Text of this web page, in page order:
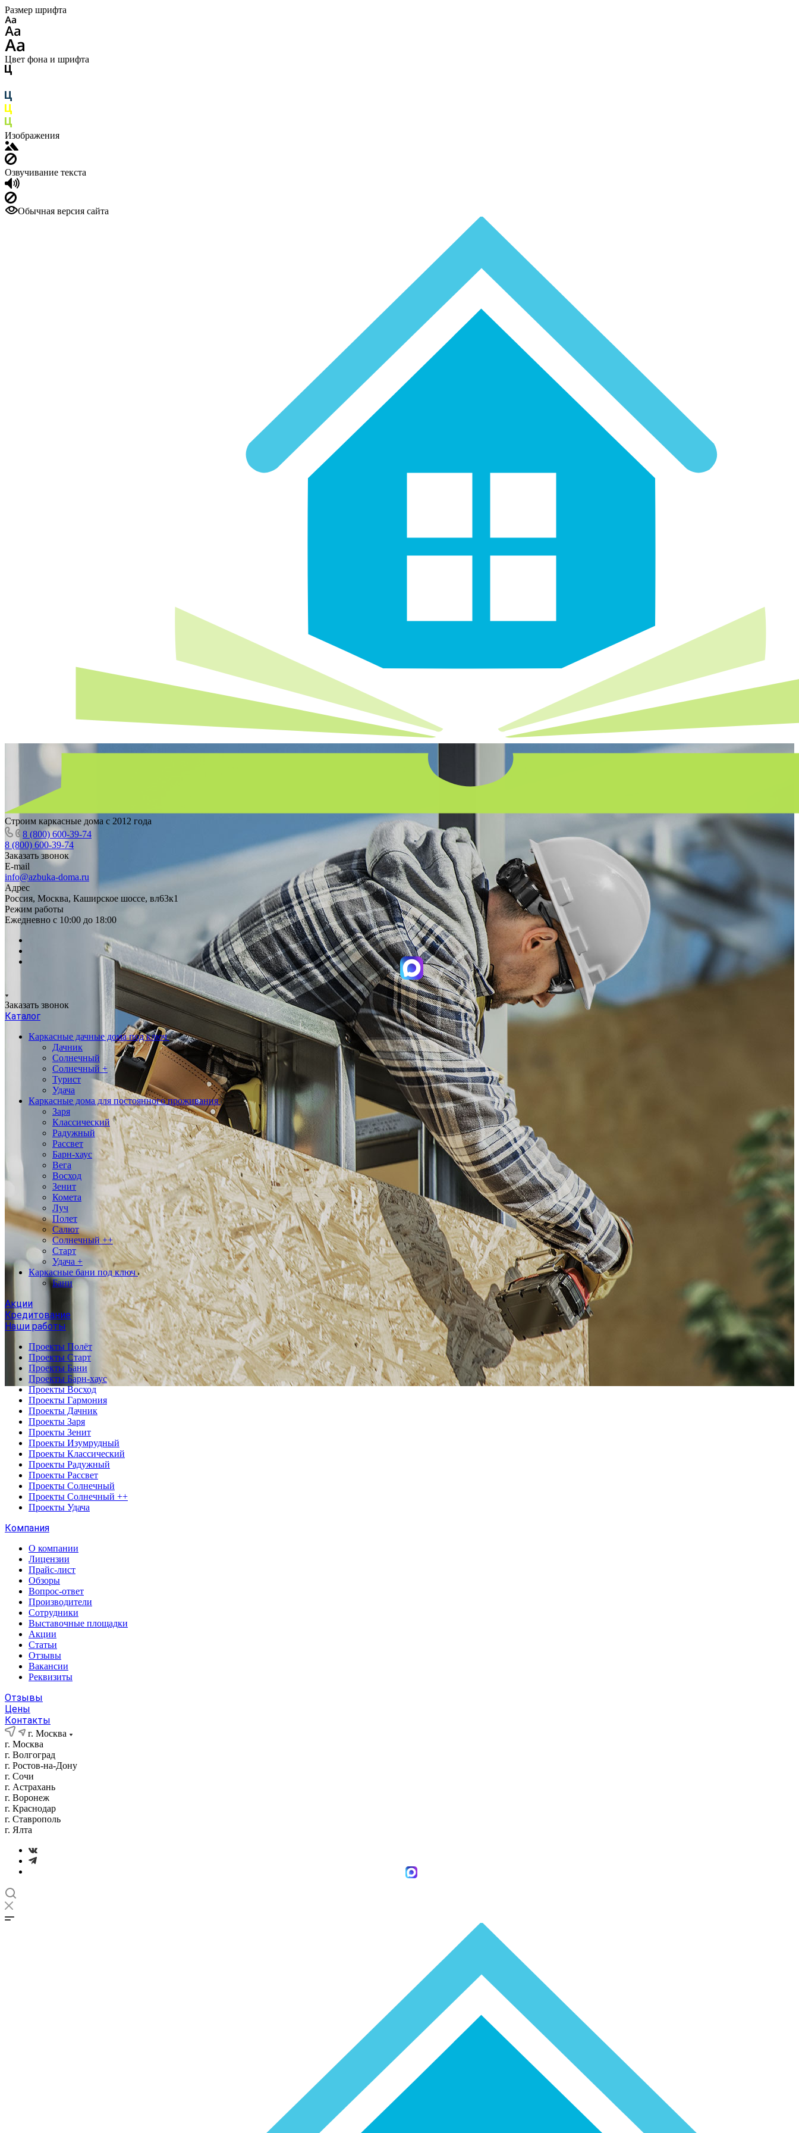
Размер шрифта
Цвет фона и шрифта
Изображения
Озвучивание текста
Обычная версия сайта
Строим каркасные дома с 2012 года
8 (800) 600-39-74
8 (800) 600-39-74
Заказать звонок
E-mail
info@azbuka-doma.ru
Адрес
Россия, Москва, Каширское шоссе, вл63к1
Режим работы
Ежедневно с 10:00 до 18:00
Заказать звонок
Каталог
Каркасные дачные дома под ключ
Дачник
Солнечный
Солнечный +
Турист
Удача
Каркасные дома для постоянного проживания
Заря
Классический
Радужный
Рассвет
Барн-хаус
Вега
Восход
Зенит
Комета
Луч
Полет
Салют
Солнечный ++
Старт
Удача +
Каркасные бани под ключ
Бани
Акции
Кредитование
Наши работы
Проекты Полёт
Проекты Старт
Проекты Бани
Проекты Барн-хаус
Проекты Восход
Проекты Гармония
Проекты Дачник
Проекты Заря
Проекты Зенит
Проекты Изумрудный
Проекты Классический
Проекты Радужный
Проекты Рассвет
Проекты Солнечный
Проекты Солнечный ++
Проекты Удача
Компания
О компании
Лицензии
Прайс-лист
Обзоры
Вопрос-ответ
Производители
Сотрудники
Выставочные площадки
Акции
Статьи
Отзывы
Вакансии
Реквизиты
Отзывы
Цены
Контакты
г. Москва
г. Москва
г. Волгоград
г. Ростов-на-Дону
г. Сочи
г. Астрахань
г. Воронеж
г. Краснодар
г. Ставрополь
г. Ялта